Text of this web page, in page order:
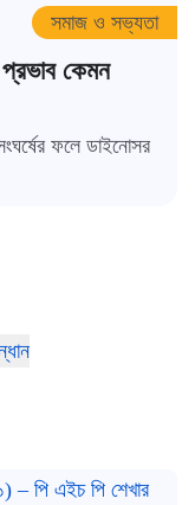
সমাজ ও সভ্যতা
কেমন
ফলে ডাইনোসর
– পি এইচ পি শেখার